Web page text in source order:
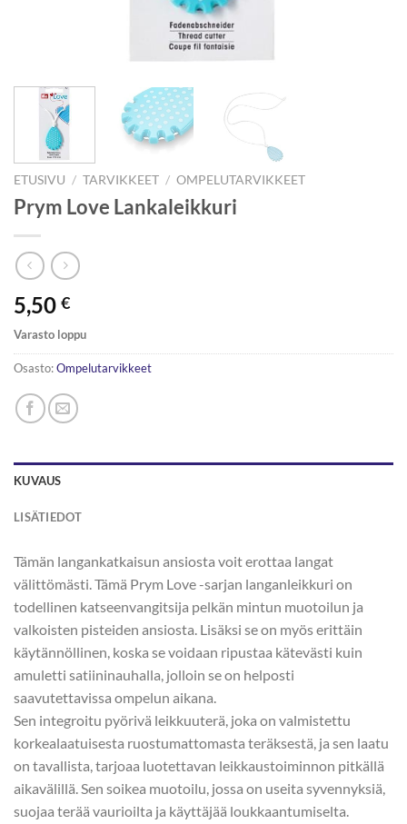
ETUSIVU / TARVIKKEET / OMPELUTARVIKKEET
Prym Love Lankaleikkuri
5,50 €
Varasto loppu
Osasto:Ompelutarvikkeet
KUVAUS
LISÄTIEDOT
Tämän langankatkaisun ansiosta voit erottaa langat
välittömästi. Tämä Prym Love -sarjan langanleikkuri on
todellinen katseenvangitsija pelkän mintun muotoilun ja
valkoisten pisteiden ansiosta. Lisäksi se on myös erittäin
käytännöllinen, koska se voidaan ripustaa kätevästi kuin
amuletti satiininauhalla, jolloin se on helposti
saavutettavissa ompelun aikana.
Sen integroitu pyörivä leikkuuterä, joka on valmistettu
korkealaatuisesta ruostumattomasta teräksestä, ja sen laatu
on tavallista, tarjoaa luotettavan leikkaustoiminnon pitkällä
aikavälillä. Sen soikea muotoilu, jossa on useita syvennyksiä,
suojaa terää vaurioilta ja käyttäjää loukkaantumiselta.